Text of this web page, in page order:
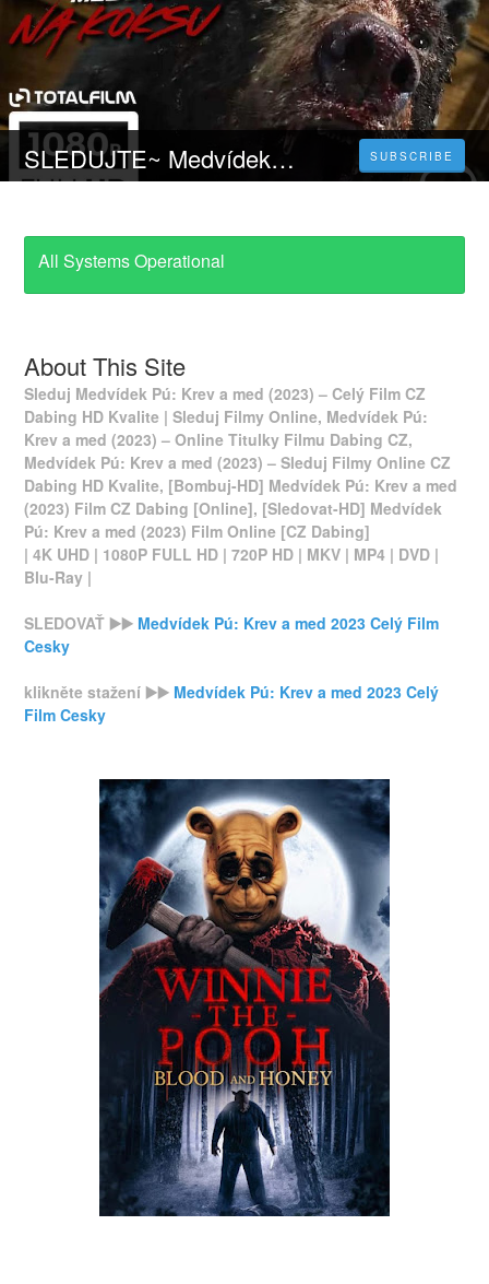
SLEDUJTE~ Medvídek Pú: Krev a med (2023) Celý Film Online [CZ-SK] a Zdarma SUBSCRIBE
All Systems Operational
About This Site
Sleduj Medvídek Pú: Krev a med (2023) – Celý Film CZ
Dabing HD Kvalite | Sleduj Filmy Online, Medvídek Pú:
Krev a med (2023) – Online Titulky Filmu Dabing CZ,
Medvídek Pú: Krev a med (2023) – Sleduj Filmy Online CZ
Dabing HD Kvalite, [Bombuj-HD] Medvídek Pú: Krev a med
(2023) Film CZ Dabing [Online], [Sledovat-HD] Medvídek
Pú: Krev a med (2023) Film Online [CZ Dabing]
| 4K UHD | 1080P FULL HD | 720P HD | MKV | MP4 | DVD |
Blu-Ray |
SLEDOVAŤ ▶️▶️ Medvídek Pú: Krev a med 2023 Celý Film
Cesky
klikněte stažení ▶️▶️ Medvídek Pú: Krev a med 2023 Celý
Film Cesky